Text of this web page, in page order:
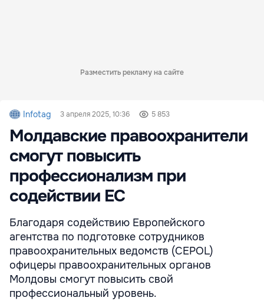
Разместить рекламу на сайте
Infotag 3 апреля 2025, 10:36 5 853
Молдавские правоохранители
смогут повысить
профессионализм при
содействии ЕС
Благодаря содействию Европейского
агентства по подготовке сотрудников
правоохранительных ведомств (CEPOL)
офицеры правоохранительных органов
Молдовы смогут повысить свой
профессиональный уровень.